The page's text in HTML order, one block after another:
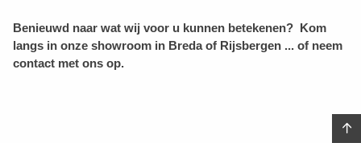
Benieuwd naar wat wij voor u kunnen betekenen? Kom
langs in onze showroom in Breda of Rijsbergen ... of neem
contact met ons op.